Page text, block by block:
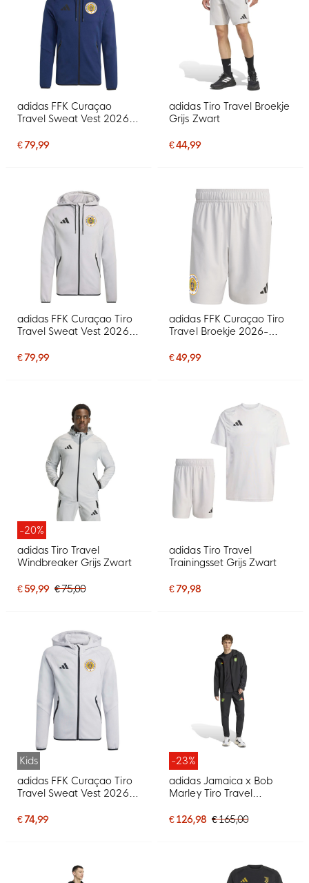
adidas FFK Curaçao
Travel Sweat Vest 2026-
€ 79,99
adidas Tiro Travel Broekje
Grijs Zwart
€ 44,99
adidas FFK Curaçao Tiro
Travel Sweat Vest 2026-
€ 79,99
adidas FFK Curaçao Tiro
Travel Broekje 2026-
€ 49,99
-20%
adidas Tiro Travel
Windbreaker Grijs Zwart
€ 59,99 € 75,00
adidas Tiro Travel
Trainingsset Grijs Zwart
€ 79,98
Kids
adidas FFK Curaçao Tiro
Travel Sweat Vest 2026-
€ 74,99
-23%
adidas Jamaica x Bob
Marley Tiro Travel
2026-2028 Zwart Groen
€ 126,98 € 165,00